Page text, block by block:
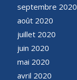
septembre 2020
août 2020
juillet 2020
juin 2020
mai 2020
avril 2020